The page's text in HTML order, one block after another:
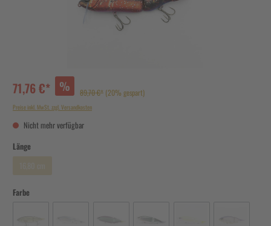
71,76 €* % 89,70 €* (20% gespart)
Preise inkl. MwSt. zzgl. Versandkosten
Nicht mehr verfügbar
Länge
Farbe